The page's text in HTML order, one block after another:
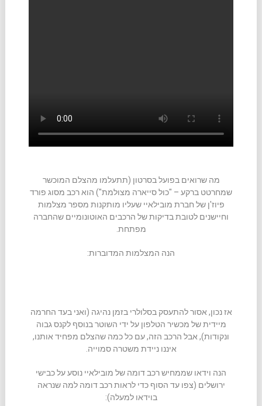
מה שרואים בפועל בסרטון (תתעלמו מהצלם המוכשר
שמחרטט ברקע – "כול סייארה מצולמת") הוא רכב מסוג פורד
פיוז'ן של חברת מובילאיי שעליו מותקנות מספר מצלמות
וחיישנים לטובת בדיקות של הרכבים האוטונומיים שהחברה
מפתחת.
הנה המצלמות המדוברות:
אז נכון, אסור להתעסק בסלולרי בזמן נהיגה (ואני בעד החרמה
מיידית של מכשיר הטלפון על ידי השוטר בנוסף לקנס גבוה
ונקודות), אבל הרכב הזה, עם כל כמה שהצלם מפחיד אותנו,
איננו ניידת משטרה סמוייה.
הנה וידאו שממחיש רכב דומה של מובילאיי נוסע על כבישי
ירושלים (צפו עד הסוף כדי לראות רכב דומה למה שנראה
בוידאו למעלה):